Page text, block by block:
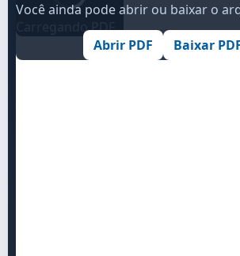
Carregando PDF...
Você ainda pode abrir ou baixar o
Abrir PDF Baixar